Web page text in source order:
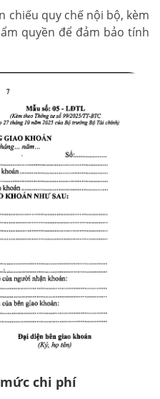
chiếu quy chế nội bộ, kèm
quyền để đảm bảo tính
chi phí